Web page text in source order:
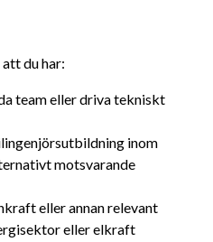
du har:
team eller driva tekniskt
inom
motsvarande
eller annan relevant
eller elkraft